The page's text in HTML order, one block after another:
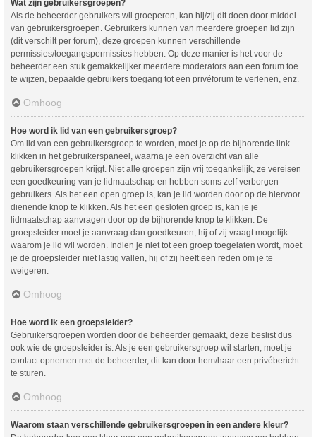
Wat zijn gebruikersgroepen?
Als de beheerder gebruikers wil groeperen, kan hij/zij dit doen door middel
van gebruikersgroepen. Gebruikers kunnen van meerdere groepen lid zijn
(dit verschilt per forum), deze groepen kunnen verschillende
permissies/toegangspermissies hebben. Op deze manier is het voor de
beheerder een stuk gemakkelijker meerdere moderators aan een forum toe
te wijzen, bepaalde gebruikers toegang tot een privéforum te verlenen, enz.
Omhoog
Hoe word ik lid van een gebruikersgroep?
Om lid van een gebruikersgroep te worden, moet je op de bijhorende link
klikken in het gebruikerspaneel, waarna je een overzicht van alle
gebruikersgroepen krijgt. Niet alle groepen zijn vrij toegankelijk, ze vereisen
een goedkeuring van je lidmaatschap en hebben soms zelf verborgen
gebruikers. Als het een open groep is, kan je lid worden door op de hiervoor
dienende knop te klikken. Als het een gesloten groep is, kan je je
lidmaatschap aanvragen door op de bijhorende knop te klikken. De
groepsleider moet je aanvraag dan goedkeuren, hij of zij vraagt mogelijk
waarom je lid wil worden. Indien je niet tot een groep toegelaten wordt, moet
je de groepsleider niet lastig vallen, hij of zij heeft een reden om je te
weigeren.
Omhoog
Hoe word ik een groepsleider?
Gebruikersgroepen worden door de beheerder gemaakt, deze beslist dus
ook wie de groepsleider is. Als je een gebruikersgroep wil starten, moet je
contact opnemen met de beheerder, dit kan door hem/haar een privébericht
te sturen.
Omhoog
Waarom staan verschillende gebruikersgroepen in een andere kleur?